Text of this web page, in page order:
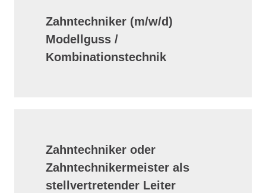
Zahntechniker (m/w/d)
Modellguss /
Kombinationstechnik
Zahntechniker oder
Zahntechnikermeister als
stellvertretender Leiter